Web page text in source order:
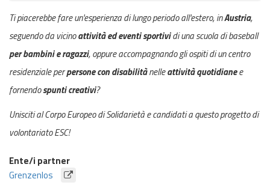
Ti piacerebbe fare un'esperienza di lungo periodo all'estero, inAustria,
seguendo da vicinoattività ed eventi sportividi una scuola di baseball
per bambini e ragazzi, oppure accompagnando gli ospiti di un centro
residenziale perpersone con disabilitànelleattività quotidianee
fornendospunti creativi?
Unisciti al Corpo Europeo di Solidarietà e candidati a questo progetto di
volontariato ESC!
Ente/i partner
Grenzenlos